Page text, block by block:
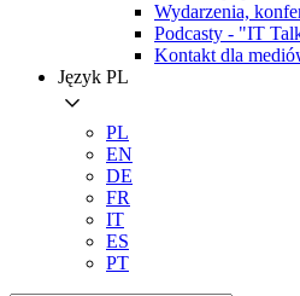
Wydarzenia,
Podcasty - "IT
Kontakt dla
Język PL
PL
EN
DE
FR
IT
ES
PT